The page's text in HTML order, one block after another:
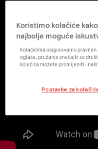
Koristimo kolačiće
najbolje moguće
Kolačićima osiguravamo
oglasa, pružanje značajki za
kolačića možete promijeniti i
Postavke za